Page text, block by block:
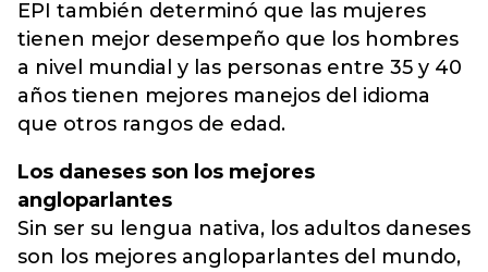
EPI también determinó que las mujeres
tienen mejor desempeño que los hombres
a nivel mundial y las personas entre 35 y 40
años tienen mejores manejos del idioma
que otros rangos de edad.
Los daneses son los mejores
angloparlantes
Sin ser su lengua nativa, los adultos daneses
son los mejores angloparlantes del mundo,